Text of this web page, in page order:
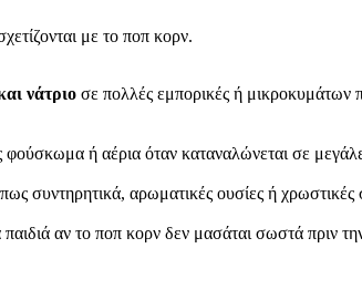
με το ποπ κορν.
νάτριο σε πολλές εμπορικές ή μικροκυμάτων
ή αέρια όταν καταναλώνεται σε
συντηρητικά, αρωματικές ουσίες ή
παιδιά αν το ποπ κορν δεν μασάται σωστά πριν